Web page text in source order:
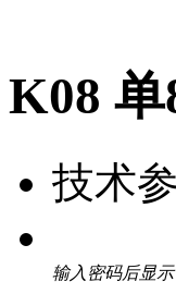
K08
技术
输入密码后显示